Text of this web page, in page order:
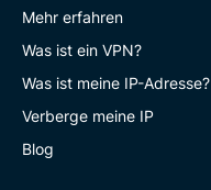
Mehr erfahren
Was ist ein VPN?
Was ist meine IP-Adresse?
Verberge meine IP
Blog